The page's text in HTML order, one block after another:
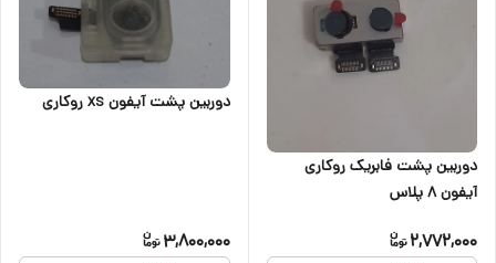
دوربین پشت فابریک روکاری
آیفون ۸ پلاس
2,772,000
دوربین پشت آیفون xs روکاری
3,800,000